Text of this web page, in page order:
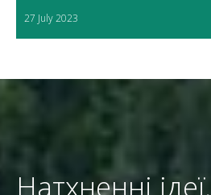
27 July 2023
Натхненні